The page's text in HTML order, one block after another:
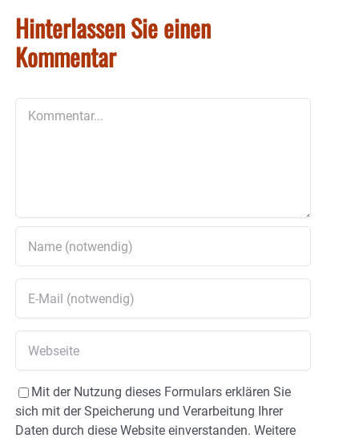
Hinterlassen Sie einen
Kommentar
Mit der Nutzung dieses Formulars erklären Sie
sich mit der Speicherung und Verarbeitung Ihrer
Daten durch diese Website einverstanden. Weitere